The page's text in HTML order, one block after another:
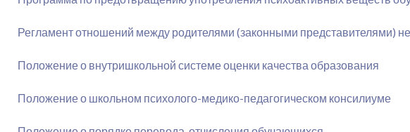
Регламент отношений между родителями (законными
Положение о внутришкольной системе оценки качества образования
Положение о школьном психолого-медико-педагогическом консилиуме